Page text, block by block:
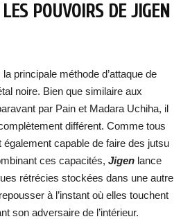
POUVOIRS DE JIGEN
la principale méthode d’attaque de
noire. Bien que similaire aux
par Pain et Madara Uchiha, il
différent. Comme tous
également capable de faire des jutsu
ces capacités, Jigen lance
rétrécies stockées dans une autre
à l’instant où elles touchent
son adversaire de l’intérieur.